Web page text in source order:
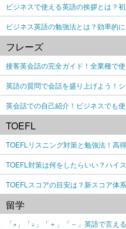
ビジネスで使える英語の挨拶とは？
ビジネス英語の勉強法とは？効率的
フレーズ
接客英会話の完全ガイド！全業種で
英語の質問で会話を盛り上げよう！
英会話での自己紹介！ビジネスでも
TOEFL
TOEFLリスニング対策と勉強法！高
TOEFL対策は何をしたらいい？ハイ
TOEFLスコアの目安は？新スコア体
留学
「×」「÷」「＋」「－」英語で言え